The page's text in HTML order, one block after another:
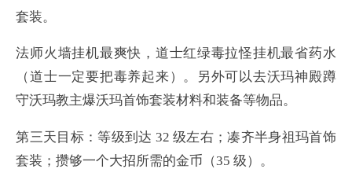
套装。
法师火墙挂机最爽快，道士红绿毒拉怪挂机最省药水
（道士一定要把毒养起来）。另外可以去沃玛神殿蹲
守沃玛教主爆沃玛首饰套装材料和装备等物品。
第三天目标：等级到达 32 级左右；凑齐半身祖玛首饰
套装；攒够一个大招所需的金币（35 级）。